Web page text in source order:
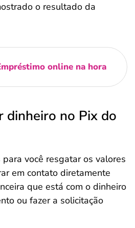
o resultado da
online na hora
dinheiro no Pix do
você resgatar os valores
em contato diretamente
que está com o dinheiro
ou fazer a solicitação